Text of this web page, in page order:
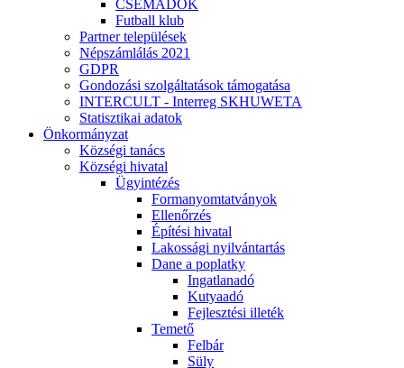
CSEMADOK
Futball klub
Partner települések
Népszámlálás 2021
GDPR
Gondozási szolgáltatások támogatása
INTERCULT - Interreg SKHUWETA
Statisztikai adatok
Önkormányzat
Községi tanács
Községi hivatal
Ügyintézés
Formanyomtatványok
Ellenőrzés
Építési hivatal
Lakossági nyilvántartás
Dane a poplatky
Ingatlanadó
Kutyaadó
Fejlesztési illeték
Temető
Felbár
Süly